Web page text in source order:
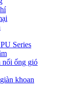
Series
nối ống gió
khoan